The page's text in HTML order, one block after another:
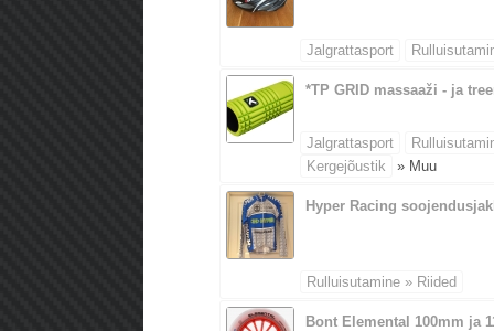
Jalgrattasport
Jalgrattasport
Kergejõustik
» Muu
*TP GRID massaaži - ja
Rulluisutamine » Riided
Hyper Racing
Bont Elemental 100mm ja